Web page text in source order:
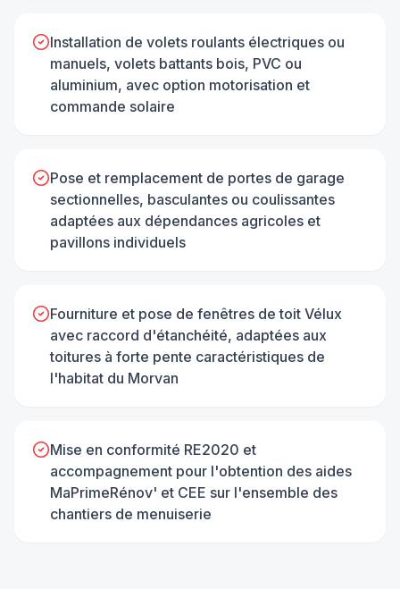
Installation de volets roulants électriques ou
manuels, volets battants bois, PVC ou
aluminium, avec option motorisation et
commande solaire
Pose et remplacement de portes de garage
sectionnelles, basculantes ou coulissantes
adaptées aux dépendances agricoles et
pavillons individuels
Fourniture et pose de fenêtres de toit Vélux
avec raccord d'étanchéité, adaptées aux
toitures à forte pente caractéristiques de
l'habitat du Morvan
Mise en conformité RE2020 et
accompagnement pour l'obtention des aides
MaPrimeRénov' et CEE sur l'ensemble des
chantiers de menuiserie